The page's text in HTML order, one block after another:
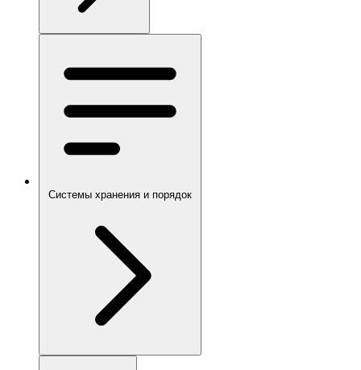
Системы хранения и порядок